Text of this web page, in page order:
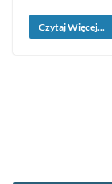
Czytaj Więcej...